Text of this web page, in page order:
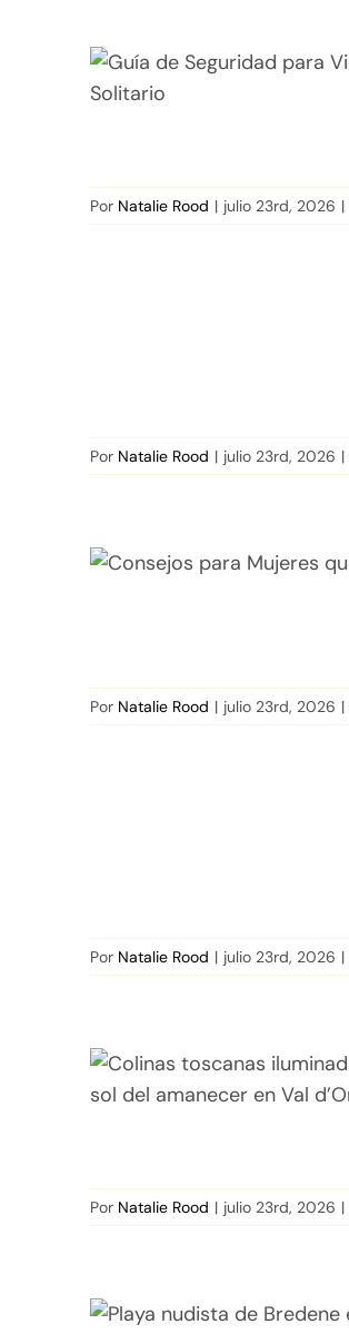
Por Natalie Rood | julio 23rd, 2026 |
Por Natalie Rood | julio 23rd, 2026 |
Por Natalie Rood | julio 23rd, 2026 |
Por Natalie Rood | julio 23rd, 2026 |
Por Natalie Rood | julio 23rd, 2026 |